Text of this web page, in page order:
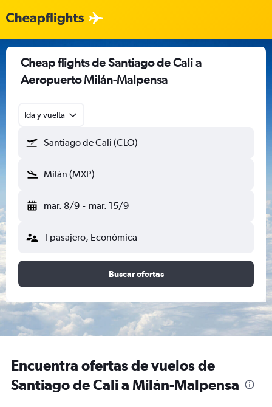
Cheap flights de Santiago de Cali a
Aeropuerto Milán-Malpensa
Ida y vuelta
Santiago de Cali (CLO)
Milán (MXP)
mar. 8/9 - mar. 15/9
1 pasajero, Económica
Buscar ofertas
Encuentra ofertas de vuelos de
Santiago de Cali a Milán-Malpensa